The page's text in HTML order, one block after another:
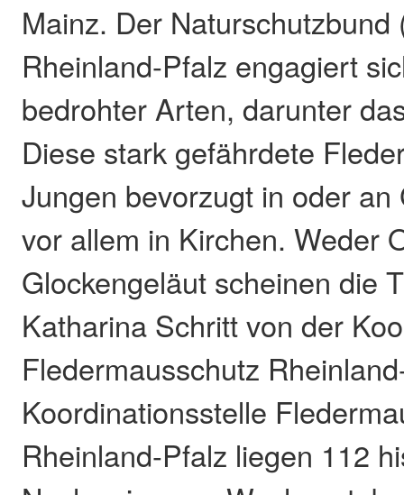
Mainz. Der Naturschutzbund
Rheinland-Pfalz engagiert
bedrohter Arten, darunter
Diese stark gefährdete
Jungen bevorzugt in oder
vor allem in Kirchen. Weder
Glockengeläut scheinen die
Katharina Schritt von der
Fledermausschutz
Koordinationsstelle
Rheinland-Pfalz liegen 112